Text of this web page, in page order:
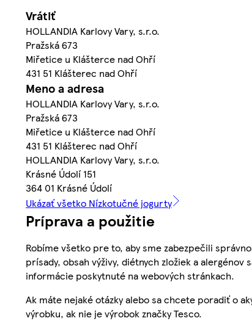
Vrátiť
HOLLANDIA Karlovy Vary, s.r.o.
Pražská 673
Miřetice u Klášterce nad Ohří
431 51 Klášterec nad Ohří
Meno a adresa
HOLLANDIA Karlovy Vary, s.r.o.
Pražská 673
Miřetice u Klášterce nad Ohří
431 51 Klášterec nad Ohří
HOLLANDIA Karlovy Vary, s.r.o.
Krásné Údolí 151
364 01 Krásné Údolí
Ukázať všetko Nízkotučné jogurty
Príprava a použitie
Robíme všetko pre to, aby sme zabezpečili
prísady, obsah výživy, diétnych zložiek a
informácie poskytnuté na webových stránkach.
Ak máte nejaké otázky alebo sa chcete poradiť o
výrobku, ak nie je výrobok značky Tesco.